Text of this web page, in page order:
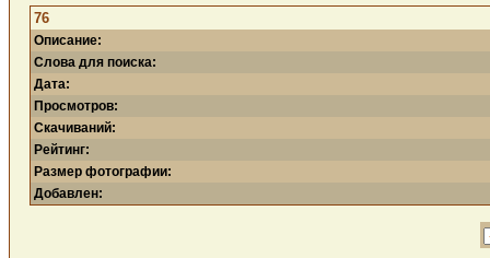
76
Описание:
Слова для поиска:
Дата:
Просмотров:
Скачиваний:
Рейтинг:
Размер фотографии:
Добавлен: